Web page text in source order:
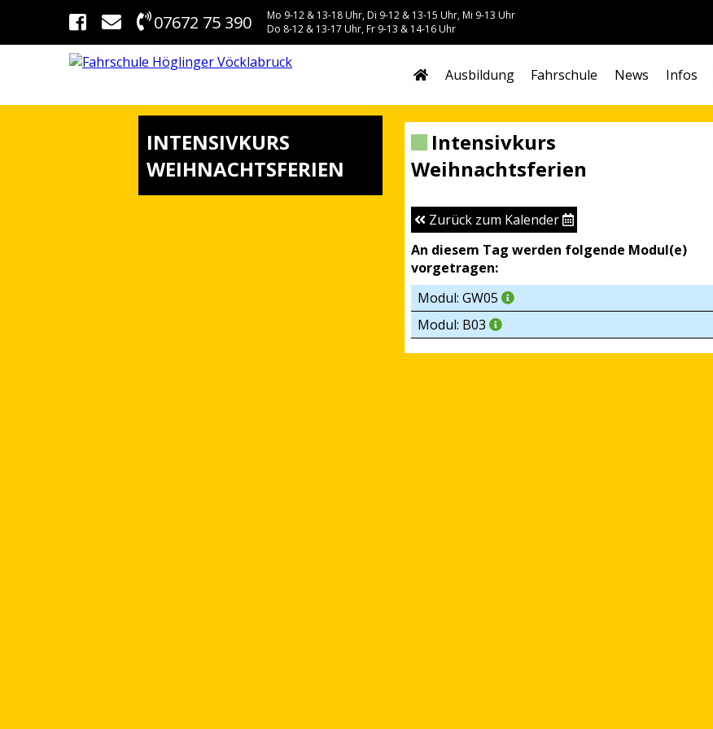
07672 75 390
Mo 9-12 & 13-18 Uhr, Di 9-12 & 13-15 Uhr, Mi 9-13 Uhr
Do 8-12 & 13-17 Uhr, Fr 9-13 & 14-16 Uhr
Ausbildung Fahrschule News Infos
INTENSIVKURS
WEIHNACHTSFERIEN
Intensivkurs
Weihnachtsferien
Zurück zum Kalender
An diesem Tag werden folgende Modul(e)
vorgetragen:
Modul: GW05
Modul: B03